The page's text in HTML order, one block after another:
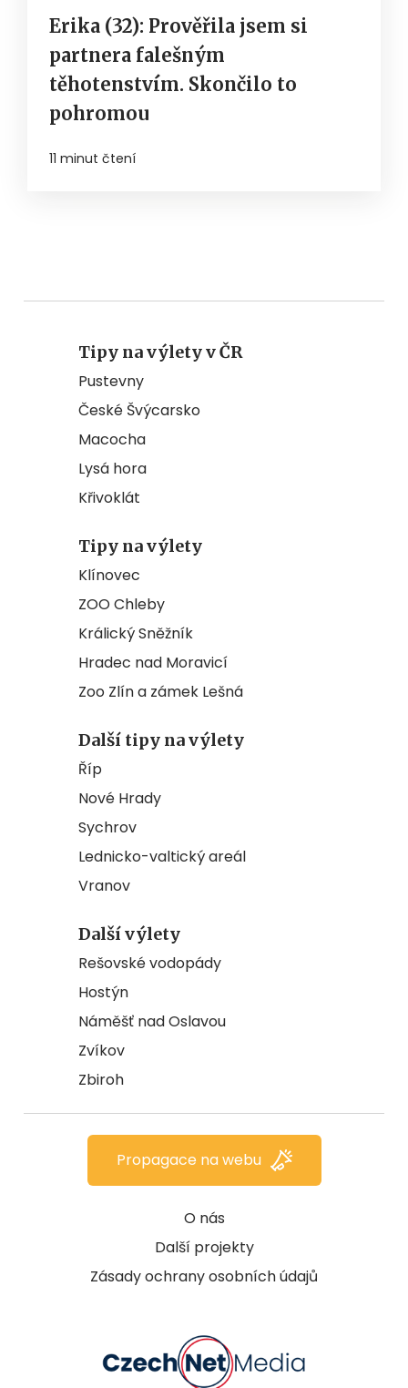
Erika (32): Prověřila jsem si
partnera falešným
těhotenstvím. Skončilo to
pohromou
11 minut čtení
Tipy na výlety v ČR
Pustevny
České Švýcarsko
Macocha
Lysá hora
Křivoklát
Tipy na výlety
Klínovec
ZOO Chleby
Králický Sněžník
Hradec nad Moravicí
Zoo Zlín a zámek Lešná
Další tipy na výlety
Říp
Nové Hrady
Sychrov
Lednicko-valtický areál
Vranov
Další výlety
Rešovské vodopády
Hostýn
Náměšť nad Oslavou
Zvíkov
Zbiroh
O nás
Další projekty
Zásady ochrany osobních údajů
Propagace na webu